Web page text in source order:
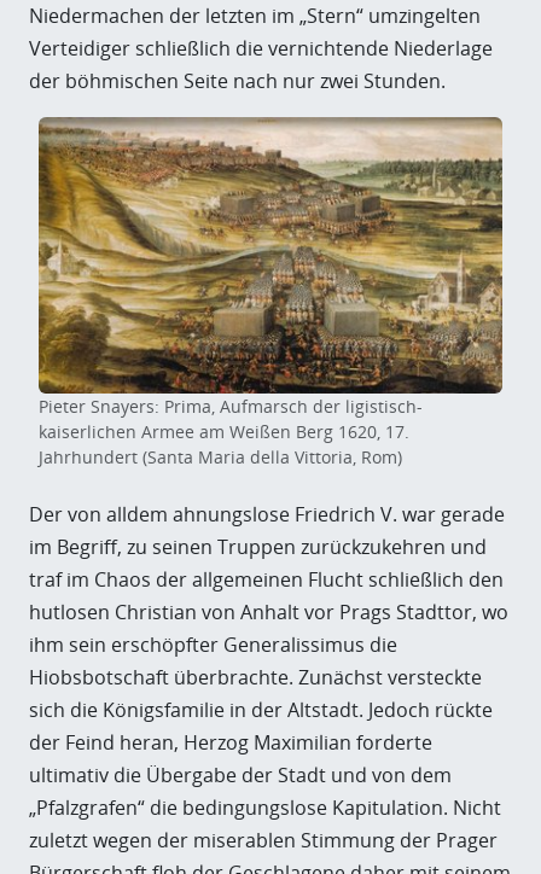
Niedermachen der letzten im „Stern“ umzingelten
Verteidiger schließlich die vernichtende Niederlage
der böhmischen Seite nach nur zwei Stunden.
Pieter Snayers: Prima, Aufmarsch der ligistisch-
kaiserlichen Armee am Weißen Berg 1620, 17.
Jahrhundert (Santa Maria della Vittoria, Rom)
Der von alldem ahnungslose Friedrich V. war gerade
im Begriff, zu seinen Truppen zurückzukehren und
traf im Chaos der allgemeinen Flucht schließlich den
hutlosen Christian von Anhalt vor Prags Stadttor, wo
ihm sein erschöpfter Generalissimus die
Hiobsbotschaft überbrachte. Zunächst versteckte
sich die Königsfamilie in der Altstadt. Jedoch rückte
der Feind heran, Herzog Maximilian forderte
ultimativ die Übergabe der Stadt und von dem
„Pfalzgrafen“ die bedingungslose Kapitulation. Nicht
zuletzt wegen der miserablen Stimmung der Prager